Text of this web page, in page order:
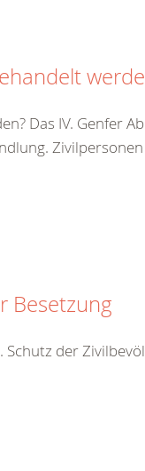
Das IV. Genfer
Besetzung
Schutz der